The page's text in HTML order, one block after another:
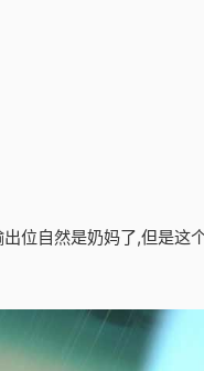
位自然是奶妈了,但是这